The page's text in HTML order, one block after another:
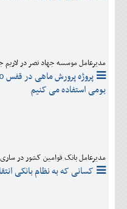
مدیرعامل موسسه جهاد نصر در لاریم
بومی استفاده می کنیم
مدیرعامل بانک قوامین کشور در
کسانی که به نظام بانکی